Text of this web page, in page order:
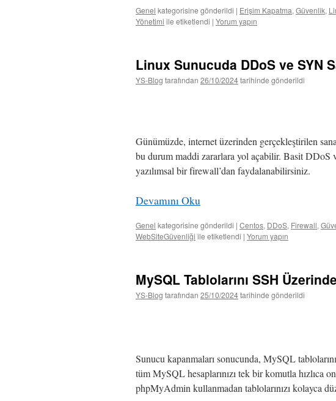
Genel kategorisine gönderildi | Erişim Kapatma, Güvenlik,
Yönetimi ile etiketlendi | Yorum yapın
Linux Sunucuda DDoS ve SYN
YS-Blog tarafından 26/10/2024tarihinde gönderildi
Günümüzde, internet üzerinden gerçekleştirilen
bu durum maddi zararlara yol açabilir. Basit DDoS
yazılımsal bir firewall’dan faydalanabilirsiniz.
Devamını Oku
Genel kategorisine gönderildi | Centos, DDoS, Firewall,
WebSiteGüvenliği ile etiketlendi | Yorum yapın
MySQL Tablolarını SSH
YS-Blog tarafından 25/10/2024tarihinde gönderildi
Sunucu kapanmaları sonucunda, MySQL
tüm MySQL hesaplarınızı tek bir komutla hızlıca
phpMyAdmin kullanmadan tablolarınızı kolayca